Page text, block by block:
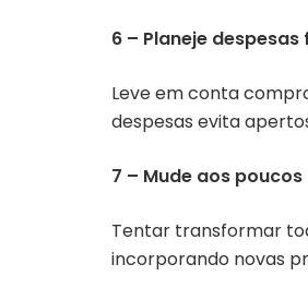
6 – Planeje
Leve em conta
despesas evita
7 – Mude aos poucos
Tentar transformar
incorporando novas